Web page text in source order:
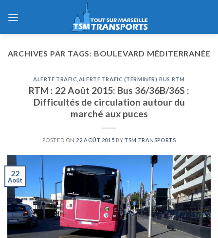
ARCHIVES PAR TAGS: BOULEVARD MÉDITERRANÉE
ALERTE TRAFIC ALERTE TRAFIC (TERMINER) BUS ,RTM
RTM : 22 Août 2015: Bus 36/36B/36S :
Difficultés de circulation autour du
marché aux puces
POSTED ON 22 AOÛT 2015 BYTSM TRANSPORTS
22
Août